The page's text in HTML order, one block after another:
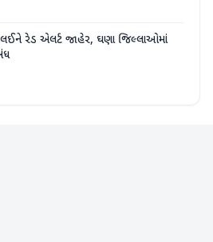
લઈને રેડ એલર્ટ જાહેર, ઘણા જિલ્લાઓમાં